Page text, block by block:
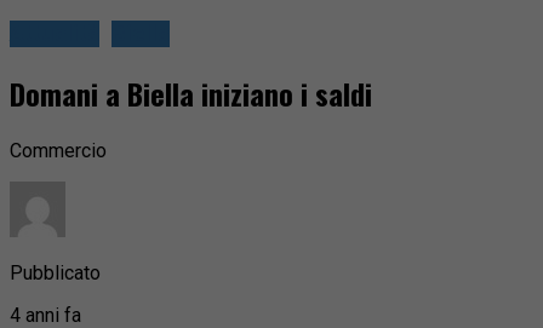
Domani a Biella iniziano i saldi
Commercio
Pubblicato
4 anni fa